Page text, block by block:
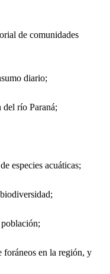
de comunidades
diario;
del río Paraná;
especies acuáticas;
en la región, y